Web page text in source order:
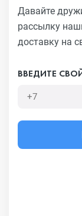
Давайте
рассылку
доставку на
ВВЕДИТЕ